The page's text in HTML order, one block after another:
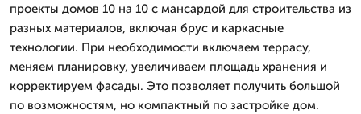
проекты домов 10 на 10 с мансардой для строительства из
разных материалов, включая брус и каркасные
технологии. При необходимости включаем террасу,
меняем планировку, увеличиваем площадь хранения и
корректируем фасады. Это позволяет получить большой
по возможностям, но компактный по застройке дом.